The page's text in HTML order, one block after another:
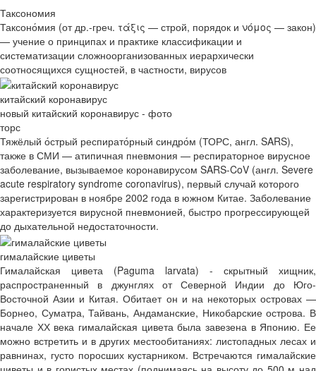
Таксономия
Таксоно́мия (от др.-греч. τάξις — строй, порядок и νόμος — закон)
— учение о принципах и практике классификации и
систематизации сложноорганизованных иерархически
соотносящихся сущностей, в частности, вирусов
китайский коронавирус
новый китайский коронавирус - фото
торс
Тяжёлый о́стрый респирато́рный синдро́м (ТОРС, англ. SARS),
также в СМИ — атипичная пневмония — респираторное вирусное
заболевание, вызываемое коронавирусом SARS-CoV (англ. Severe
acute respiratory syndrome coronavirus), первый случай которого
зарегистрирован в ноябре 2002 года в южном Китае. Заболевание
характеризуется вирусной пневмонией, быстро прогрессирующей
до дыхательной недостаточности.
гималайские циветы
Гималайская цивета (Paguma larvata) - скрытный хищник,
распространенный в джунглях от Северной Индии до Юго-
Восточной Азии и Китая. Обитает он и на некоторых островах —
Борнео, Суматра, Тайвань, Андаманские, Никобарские острова. В
начале ХХ века гималайская цивета была завезена в Японию. Ее
можно встретить и в других местообитаниях: листопадных лесах и
равнинах, густо поросших кустарником. Встречаются гималайские